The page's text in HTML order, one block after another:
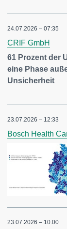
24.07.2026 – 07:35
CRIF GmbH
61 Prozent der
eine Phase
Unsicherheit
23.07.2026 – 12:33
Bosch Health
23.07.2026 – 10:00